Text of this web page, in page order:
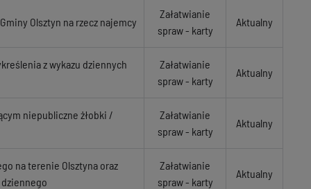
Olsztyn na rzecz najemcy
Załatwianie
spraw - karty
Aktualny
z wykazu dziennych
Załatwianie
spraw - karty
Aktualny
niepubliczne żłobki /
Załatwianie
spraw - karty
Aktualny
na terenie Olsztyna oraz
Załatwianie
spraw - karty
Aktualny